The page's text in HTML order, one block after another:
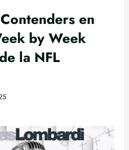
en
by Week
la NFL